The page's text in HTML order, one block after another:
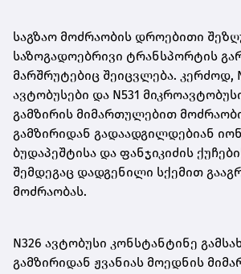
საგზაო მოძრაობის დროებითი
საზოგადოებრივი ტრანსპორტის
მარშრუტებიც შეიცვლება. კერძოდ,
ავტობუსები და N531
გამზირის მიმართულებით
გამზირიდან გადაადგილდებიან
ბუდაპეშტისა და ფანჯიკიძის
შემდეგაც დადგენილი სქემით
მოძრაობას.
N326 ავტობუსი კონსტანტინე
გამზირიდან ჟვანიას მოედნის